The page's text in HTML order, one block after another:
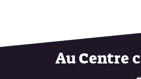
Au Centre